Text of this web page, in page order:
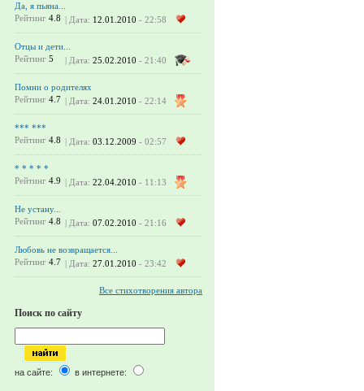
Да, я пьяна...
Рейтинг 4.8 | Дата: 12.01.2010 - 22:58
Отцы и дети...
Рейтинг 5 | Дата: 25.02.2010 - 21:40
Помни о родителях
Рейтинг 4.7 | Дата: 24.01.2010 - 22:14
*** ***
Рейтинг 4.8 | Дата: 03.12.2009 - 02:57
* * * * *
Рейтинг 4.9 | Дата: 22.04.2010 - 11:13
Не устану...
Рейтинг 4.8 | Дата: 07.02.2010 - 21:16
Любовь не возвращается...
Рейтинг 4.7 | Дата: 27.01.2010 - 23:42
Все стихотворения автора
Поиск по сайту
на сайте: в интернете: